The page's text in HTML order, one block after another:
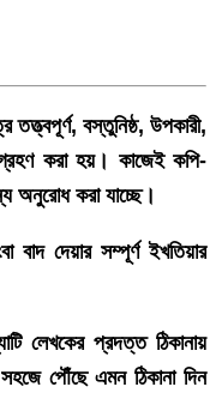
তত্ত্বপূর্ণ, বস্তুনিষ্ঠ, উপকারী,
গ্রহণ করা হয়। কাজেই কপি-
অনুরোধ করা যাচ্ছে।
দেয়ার সম্পূর্ণ ইখতিয়ার
লেখকের প্রদত্ত ঠিকানায়
পৌঁছে এমন ঠিকানা দিন